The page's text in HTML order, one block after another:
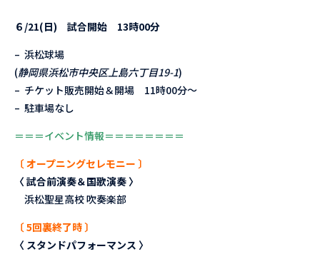
６/21(日) 試合開始 13時00分
– 浜松球場
(静岡県浜松市中央区上島六丁目19-1)
– チケット販売開始＆開場 11時00分〜
– 駐車場なし
＝＝＝イベント情報＝＝＝＝＝＝＝＝
〔 オープニングセレモニー 〕
〈 試合前演奏＆国歌演奏 〉
浜松聖星高校 吹奏楽部
〔 5回裏終了時 〕
〈 スタンドパフォーマンス 〉